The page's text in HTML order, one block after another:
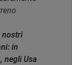
nostri
in
negli Usa